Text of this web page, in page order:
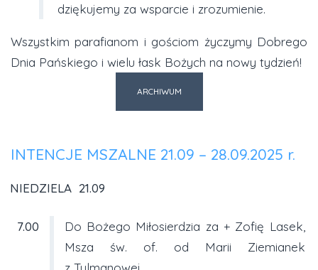
dziękujemy za wsparcie i zrozumienie.
Wszystkim parafianom i gościom życzymy Dobrego
Dnia Pańskiego i wielu łask Bożych na nowy tydzień!
ARCHIWUM
INTENCJE MSZALNE 21.09 – 28.09.2025 r.
NIEDZIELA 21.09
7.00
Do Bożego Miłosierdzia za + Zofię Lasek,
Msza św. of. od Marii Ziemianek